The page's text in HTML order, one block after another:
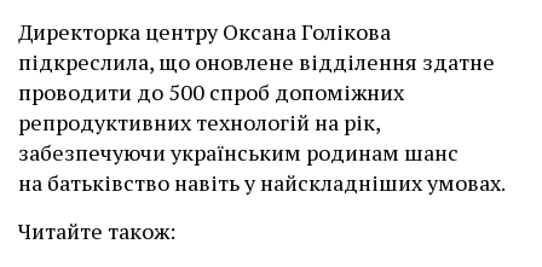
Директорка центру Оксана Голікова
підкреслила, що оновлене відділення здатне
проводити до 500 спроб допоміжних
репродуктивних технологій на рік,
забезпечуючи українським родинам шанс
на батьківство навіть у найскладніших умовах.
Читайте також: